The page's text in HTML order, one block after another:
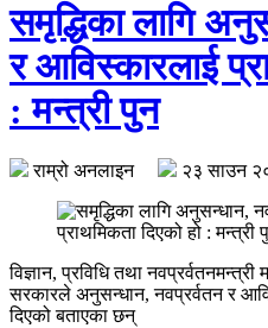
समृद्धिका लागि
र आविस्कारलाई
: मन्त्री पुन
राम्रो अनलाइन २३ साउन
विज्ञान, प्रविधि तथा
सरकारले अनुसन्धान, नवप्रर्वतन र
दिएको बताएका छन्